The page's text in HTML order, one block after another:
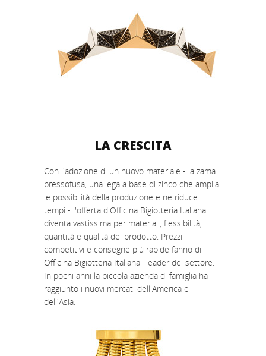
LA CRESCITA
Con l'adozione di un nuovo materiale - la zama
pressofusa, una lega a base di zinco che amplia
le possibilità della produzione e ne riduce i
tempi - l'offerta diOfficina Bigiotteria Italiana
diventa vastissima per materiali, flessibilità,
quantità e qualità del prodotto. Prezzi
competitivi e consegne più rapide fanno di
Officina Bigiotteria Italianail leader del settore.
In pochi anni la piccola azienda di famiglia ha
raggiunto i nuovi mercati dell'America e
dell'Asia.